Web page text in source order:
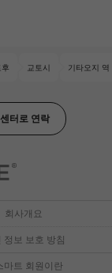
후 교토시 기타오지 역
터로 연락
회사개요
정보 보호 방침
마트 회원이란